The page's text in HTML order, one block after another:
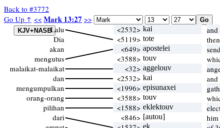
Back to #3772
Go Up ↑ << Mark 13:27 >>
Lalu
Dia
akan
mengutus
malaikat-malaikat
dan
mengumpulkan
orang-orang
pilihan
dari
<2532> kai
<5119> tote
<649> apostelei
<3588> touv
<32> aggelouv
<2532> kai
<1996> episunaxei
<3588> touv
<1588> eklektouv
<846> [autou]
ek